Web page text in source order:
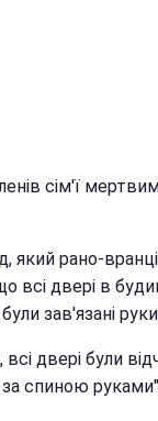
сім'ї
який рано-
всі двері в
зав'язані
двері були
спиною